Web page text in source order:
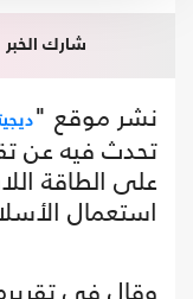
شارك الخبر
نشر موقع "
تحدث فيه عن
على الطاقة
استعمال
وقال في